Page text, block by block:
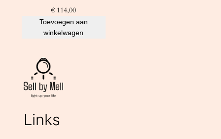
€ 114,00
Toevoegen aan
winkelwagen
Links